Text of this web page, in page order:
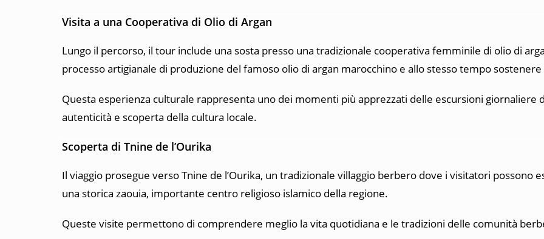
Visita a una Cooperativa di Olio di Argan
Lungo il percorso, il tour include una sosta presso una tradizionale cooperativa femminile di olio di
processo artigianale di produzione del famoso olio di argan marocchino e allo stesso tempo
Questa esperienza culturale rappresenta uno dei momenti più apprezzati delle escursioni giornaliere
autenticità e scoperta della cultura locale.
Scoperta di Tnine de l’Ourika
Il viaggio prosegue versoTnine de l’Ourika, un tradizionale villaggio berbero dove i visitatori possono
una storica zaouia, importante centro religioso islamico della regione.
Queste visite permettono di comprendere meglio la vita quotidiana e le tradizioni delle comunità